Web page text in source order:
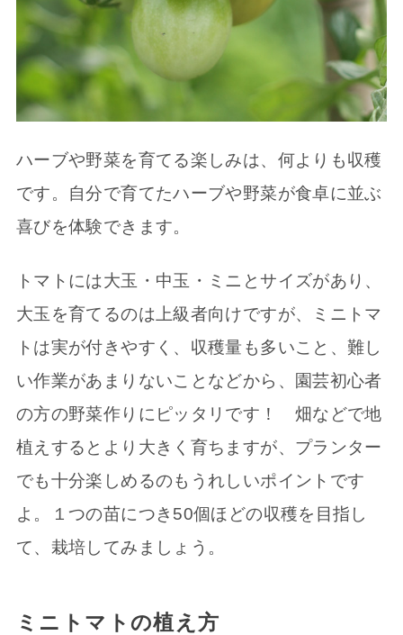
ハーブや野菜を育てる楽しみは、何よりも収穫
です。自分で育てたハーブや野菜が食卓に並ぶ
喜びを体験できます。
トマトには大玉・中玉・ミニとサイズがあり、
大玉を育てるのは上級者向けですが、ミニトマ
トは実が付きやすく、収穫量も多いこと、難し
い作業があまりないことなどから、園芸初心者
の方の野菜作りにピッタリです！ 畑などで地
植えするとより大きく育ちますが、プランター
でも十分楽しめるのもうれしいポイントです
よ。１つの苗につき50個ほどの収穫を目指し
て、栽培してみましょう。
ミニトマトの植え方